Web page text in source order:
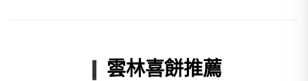
雲林喜餅推薦